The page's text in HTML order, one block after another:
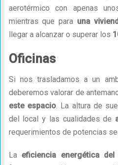
aerotérmico con apenas
mientras que para una
llegar a alcanzar o superar los
Oficinas
Si nos trasladamos a un
deberemos valorar de
este espacio. La altura de
del local y las cualidades de
requerimientos de potencias
Laeficiencia energética del